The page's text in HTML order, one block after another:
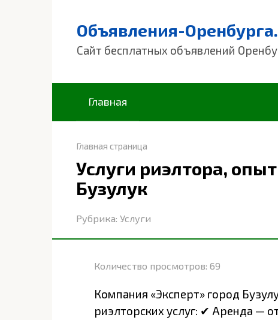
Объявления-
Сайт бесплатных объявлений
Главная
Главная страница
Услуги риэлтора,
Бузулук
Рубрика: Услуги
Количество просмотров: 69
Компания «Эксперт» город
риэлторских услуг: ✔ Аренда —